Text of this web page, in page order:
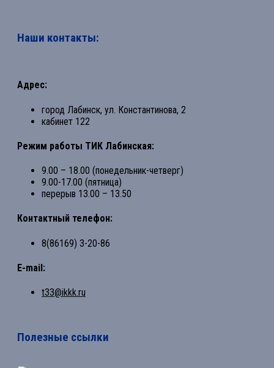
Наши контакты:
Адрес:
город Лабинск, ул. Константинова, 2
кабинет 122
Режим работы ТИК Лабинская:
9.00 – 18.00 (понедельник-четверг)
9.00-17.00 (пятница)
перерыв 13.00 – 13.50
Контактный телефон:
8(86169) 3-20-86
E-mail:
t33@ikkk.ru
Полезные ссылки